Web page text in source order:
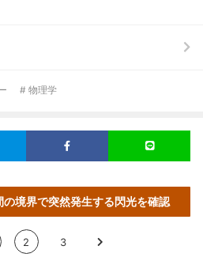
# 物理学
の境界で突然発生する閃光を確認
2 3 >